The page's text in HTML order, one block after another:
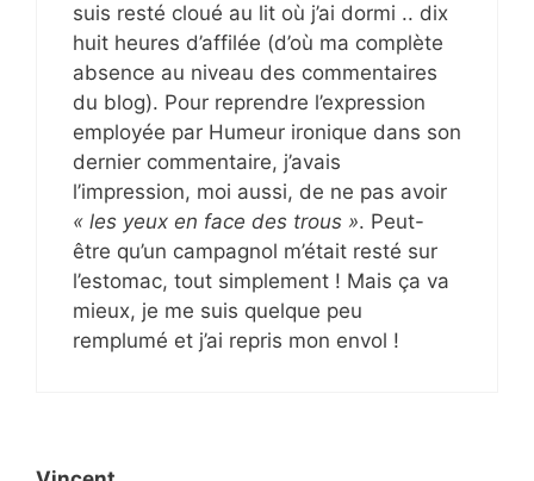
suis resté cloué au lit où j’ai dormi .. dix
huit heures d’affilée (d’où ma complète
absence au niveau des commentaires
du blog). Pour reprendre l’expression
employée par Humeur ironique dans son
dernier commentaire, j’avais
l’impression, moi aussi, de ne pas avoir
« les yeux en face des trous ». Peut-
être qu’un campagnol m’était resté sur
l’estomac, tout simplement ! Mais ça va
mieux, je me suis quelque peu
remplumé et j’ai repris mon envol !